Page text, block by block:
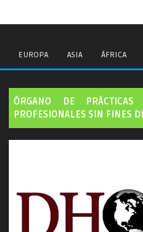
EUROPA ASIA ÁFRICA
ÓRGANO DE PRÁCTICAS
PROFESIONALES SIN FINES